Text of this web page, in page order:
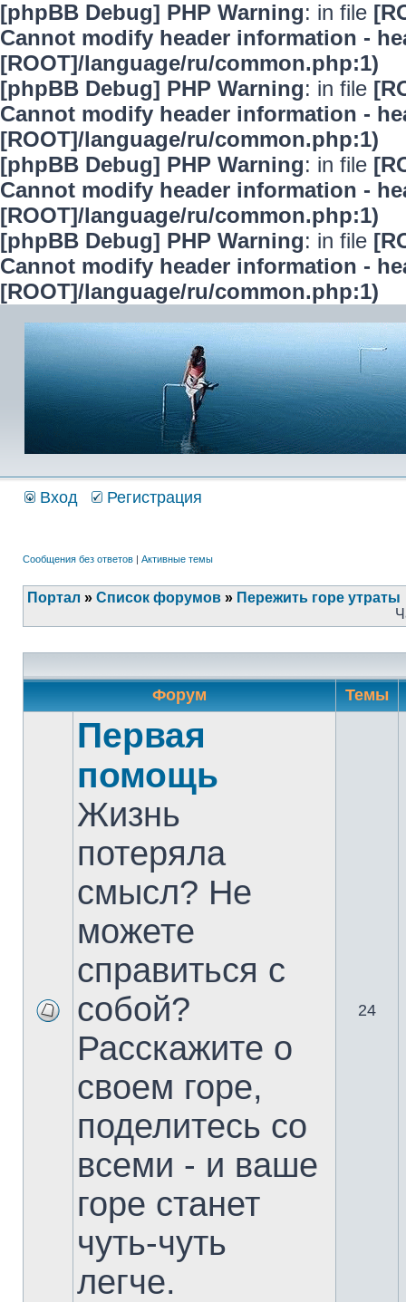
[phpBB Debug] PHP Warning: in file
Cannot modify header information -
[ROOT]/language/ru/common.php:1)
[phpBB Debug] PHP Warning: in file
Cannot modify header information -
[ROOT]/language/ru/common.php:1)
[phpBB Debug] PHP Warning: in file
Cannot modify header information -
[ROOT]/language/ru/common.php:1)
[phpBB Debug] PHP Warning: in file
Cannot modify header information -
[ROOT]/language/ru/common.php:1)
Вход Регистрация
Сообщения без ответов | Активные темы
Портал » Список форумов » Пережить горе утраты
Форум Темы
Первая
помощь
Жизнь
потеряла
смысл? Не
можете
справиться с
собой?
Расскажите о
своем горе,
поделитесь со
всеми - и ваше
горе станет
чуть-чуть
легче.
24